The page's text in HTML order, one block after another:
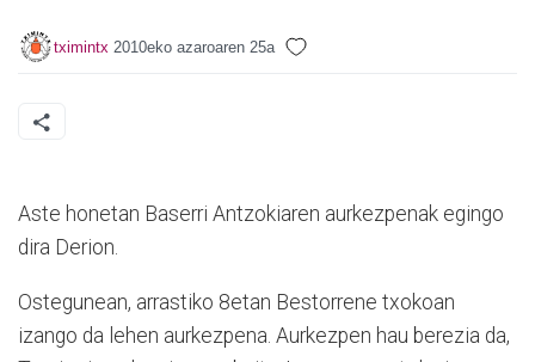
tximintx 2010eko azaroaren 25a
Aste honetan Baserri Antzokiaren aurkezpenak egingo
dira Derion.
Ostegunean, arrastiko 8etan Bestorrene txokoan
izango da lehen aurkezpena. Aurkezpen hau berezia da,